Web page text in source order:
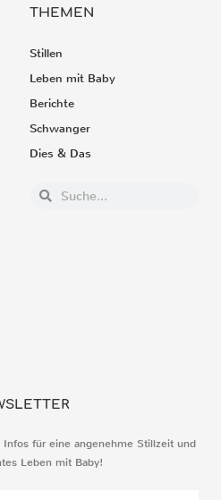
THEMEN
Stillen
Leben mit Baby
Berichte
Schwanger
Dies & Das
für eine angenehme Stillzeit und
Leben mit Baby!